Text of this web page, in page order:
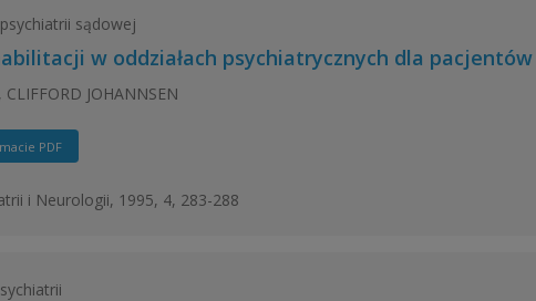
sądowej
w oddziałach psychiatrycznych dla
CLIFFORD JOHANNSEN
PDF
i Neurologii, 1995, 4, 283-288